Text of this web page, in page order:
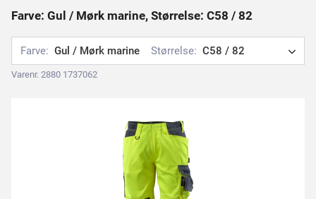
Farve: Gul / Mørk marine, Størrelse: C58 / 82
Farve: Gul / Mørk marine Størrelse: C58 / 82
Varenr. 2880 1737062